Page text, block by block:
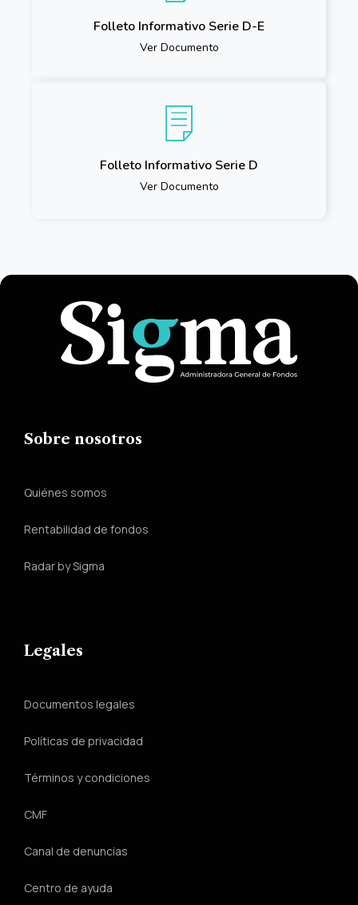
Folleto Informativo Serie D-E
Ver Documento
Folleto Informativo Serie D
Ver Documento
Sobre nosotros
Quiénes somos
Rentabilidad de fondos
Radar by Sigma
Legales
Documentos legales
Políticas de privacidad
Términos y condiciones
CMF
Canal de denuncias
Centro de ayuda